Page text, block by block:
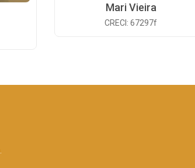
Mari Vieira
CRECI: 67297f